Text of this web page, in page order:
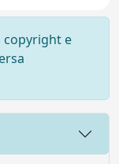
copyright e